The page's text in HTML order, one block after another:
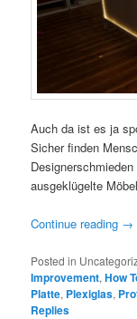
Auch da ist es ja
Sicher finden
ausgeklügelte
Continue reading →
Posted in
Improvement,How
Platte, Plexiglas,
Replies